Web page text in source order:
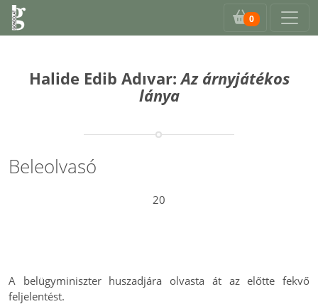
0
Halide Edib Adıvar:Az árnyjátékos
lánya
Beleolvasó
20
A belügyminiszter huszadjára olvasta át az előtte fekvő
feljelentést.